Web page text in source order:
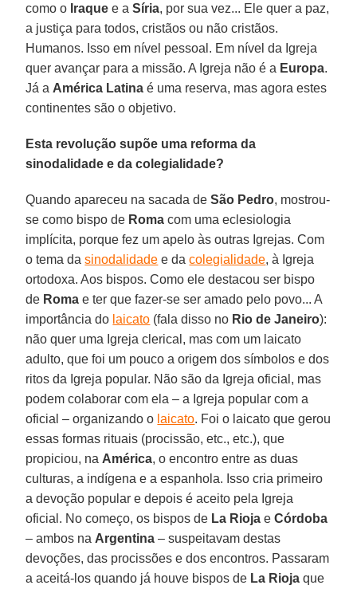
como o Iraque e aSíria, por sua vez... Ele quer a paz,
a justiça para todos, cristãos ou não cristãos.
Humanos. Isso em nível pessoal. Em nível da Igreja
quer avançar para a missão. A Igreja não é a Europa.
Já a América Latina é uma reserva, mas agora estes
continentes são o objetivo.
Esta revolução supõe uma reforma da
sinodalidade e da colegialidade?
Quando apareceu na sacada deSão Pedro, mostrou-
se como bispo de Roma com uma eclesiologia
implícita, porque fez um apelo às outras Igrejas. Com
o tema dasinodalidade e dacolegialidade, à Igreja
ortodoxa. Aos bispos. Como ele destacou ser bispo
de Roma e ter que fazer-se ser amado pelo povo... A
importância do laicato (fala disso no Rio de Janeiro):
não quer uma Igreja clerical, mas com um laicato
adulto, que foi um pouco a origem dos símbolos e dos
ritos da Igreja popular. Não são da Igreja oficial, mas
podem colaborar com ela – a Igreja popular com a
oficial – organizando o laicato. Foi o laicato que gerou
essas formas rituais (procissão, etc., etc.), que
propiciou, na América, o encontro entre as duas
culturas, a indígena e a espanhola. Isso cria primeiro
a devoção popular e depois é aceito pela Igreja
oficial. No começo, os bispos de La Rioja eCórdoba
– ambos na Argentina – suspeitavam destas
devoções, das procissões e dos encontros. Passaram
a aceitá-los quando já houve bispos de La Rioja que